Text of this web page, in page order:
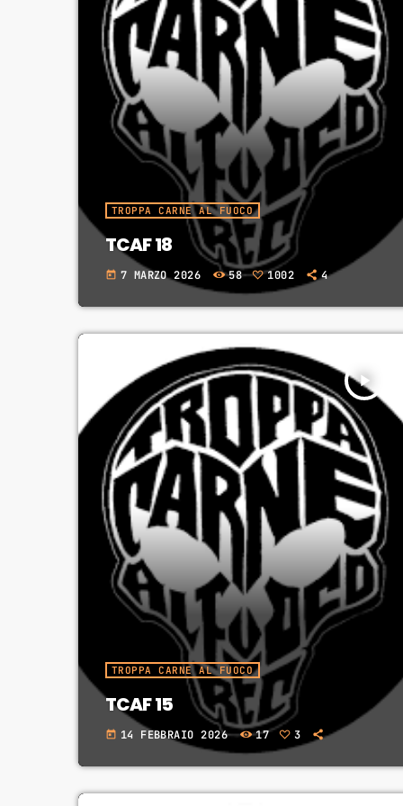
TROPPA CARNE AL FUOCO
TCAF 18
today 7 MARZO 2026 58 1002 4
play_arrow
TROPPA CARNE AL FUOCO
TCAF 15
today 14 FEBBRAIO 2026 17 3